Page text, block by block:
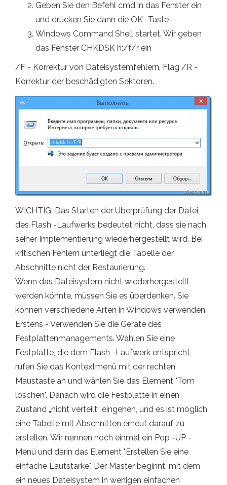
Geben Sie den Befehl cmd in das Fenster ein
und drücken Sie dann die OK -Taste
Windows Command Shell startet. Wir geben
das Fenster CHKDSK h:/f/r ein
/F - Korrektur von Dateisystemfehlern. Flag /R -
Korrektur der beschädigten Sektoren.
WICHTIG. Das Starten der Überprüfung der Datei
des Flash -Laufwerks bedeutet nicht, dass sie nach
seiner Implementierung wiederhergestellt wird. Bei
kritischen Fehlern unterliegt die Tabelle der
Abschnitte nicht der Restaurierung.
Wenn das Dateisystem nicht wiederhergestellt
werden könnte, müssen Sie es überdenken. Sie
können verschiedene Arten in Windows verwenden.
Erstens - Verwenden Sie die Geräte des
Festplattenmanagements. Wählen Sie eine
Festplatte, die dem Flash -Laufwerk entspricht,
rufen Sie das Kontextmenü mit der rechten
Maustaste an und wählen Sie das Element "Tom
löschen". Danach wird die Festplatte in einen
Zustand „nicht verteilt“ eingehen, und es ist möglich,
eine Tabelle mit Abschnitten erneut darauf zu
erstellen. Wir nennen noch einmal ein Pop -UP -
Menü und darin das Element "Erstellen Sie eine
einfache Lautstärke". Der Master beginnt, mit dem
ein neues Dateisystem in wenigen einfachen